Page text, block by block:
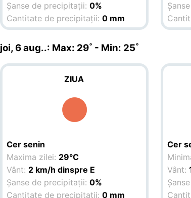
Șanse de precipitații:0%
Cantitate de precipitații:0 mm
joi, 6 aug..: Max: 29˚ - Min: 25˚
ZIUA
Cer senin
Maxima zilei: 29°C
Vânt: 2 km/h dinspre E
Șanse de precipitații:0%
Cantitate de precipitații:0 mm
Cer
Vânt: